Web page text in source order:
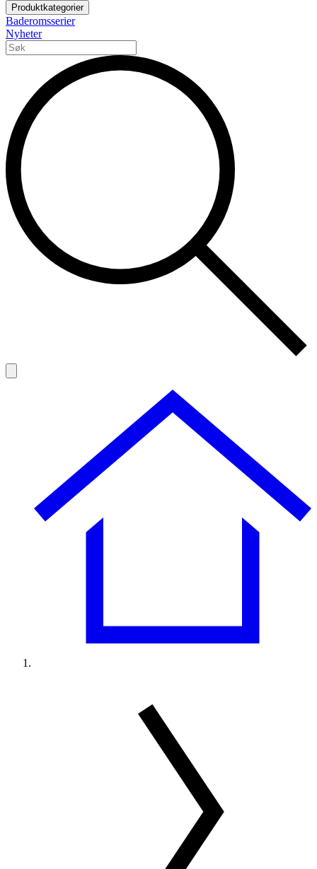
Produktkategorier
Baderomsserier
Nyheter